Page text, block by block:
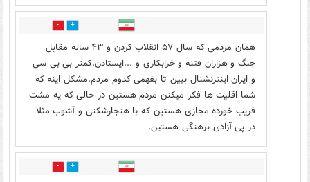
6
همان مردمی که سال ۵۷ انقلاب کردن و ۴۳ ساله مقابل
جنگ و هزاران فتنه و خرابکاری و ...ایستادن.کمتر بی بی سی
و ایران اینترنشنال ببین تا بفهمی کدوم مردم.مشکل اینه که
شما اقلیت ها فکر میکنن مردم هستین در حالی که یه مشت
فریب خورده مجازی هستین که با هنجارشکنی و آشوب مثلا
در پی آزادی برهنگی هستین.
2